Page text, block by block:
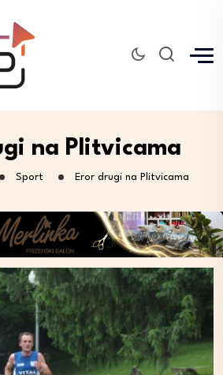
na Plitvicama
Sport Eror drugi na Plitvicama